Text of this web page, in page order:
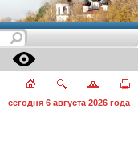
сегодня 6 августа 2026 года